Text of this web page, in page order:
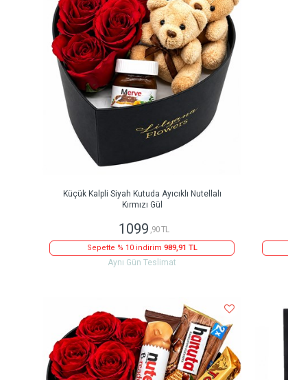
Küçük Kalpli Siyah Kutuda Ayıcıklı Nutellalı
Kırmızı Gül
1099 ,90 TL
Sepette % 10 indirim 989,91 TL
Aynı Gün Teslimat